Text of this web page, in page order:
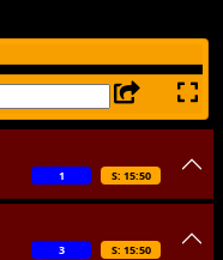
S: 15:50
1
S: 15:50
3